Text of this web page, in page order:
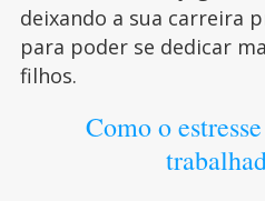
deixando a sua carreira
para poder se dedicar
filhos.
Como o